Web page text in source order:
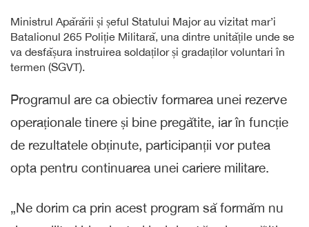
Ministrul Apărării și șeful Statului Major au vizitat mar’i
Batalionul 265 Poliție Militară, una dintre unitățile unde se
va desfășura instruirea soldaților și gradaților voluntari în
termen (SGVT).
Programul are ca obiectiv formarea unei rezerve
operaționale tinere și bine pregătite, iar în funcție
de rezultatele obținute, participanții vor putea
opta pentru continuarea unei cariere militare.
„Ne dorim ca prin acest program să formăm nu